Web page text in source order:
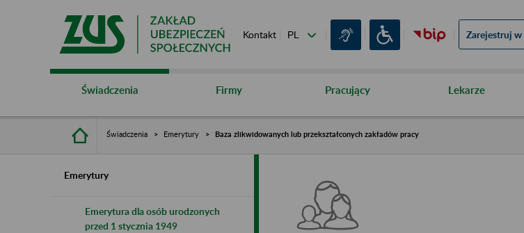
Kontakt Zarejestruj w
Świadczenia Firmy Pracujący Lekarze
Świadczenia Emerytury Baza zlikwidowanych lub przekształconych zakładów pracy
Emerytury
Emerytura dla osób urodzonych
przed 1 stycznia 1949